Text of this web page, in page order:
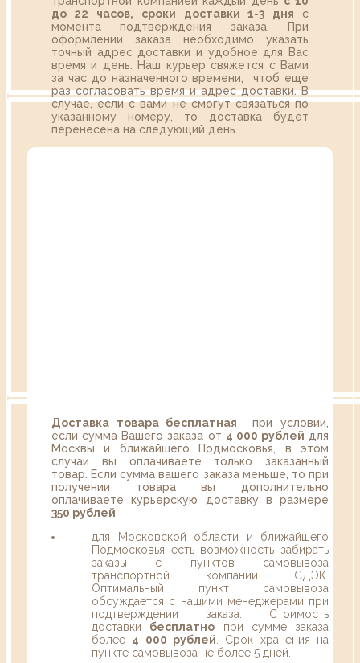
до 22 часов,
сроки доставки 1-3 дня с
момента подтверждения заказа. При
оформлении заказа необходимо указать
точный адрес доставки и удобное для Вас
время и день. Наш курьер свяжется с Вами
за час до назначенного времени, чтоб еще
раз согласовать время и адрес доставки. В
случае, если с вами не смогут связаться по
указанному номеру, то доставка будет
перенесена на следующий день.
Доставка товара бесплатная при условии,
если сумма Вашего заказа от 4 000 рублей для
Москвы и ближайшего Подмосковья, в этом
случаи вы оплачиваете только заказанный
товар. Если сумма вашего заказа меньше, то при
получении товара вы дополнительно
оплачиваете курьерскую доставку в размере
350 рублей
для Московской области и ближайшего
Подмосковья есть возможность забирать
заказы с пунктов самовывоза
транспортной компании СДЭК.
Оптимальный пункт самовывоза
обсуждается с нашими менеджерами при
подтверждении заказа. Стоимость
доставки бесплатно при сумме заказа
более 4 000 рублей . Срок хранения на
пункте самовывоза не более 5 дней.